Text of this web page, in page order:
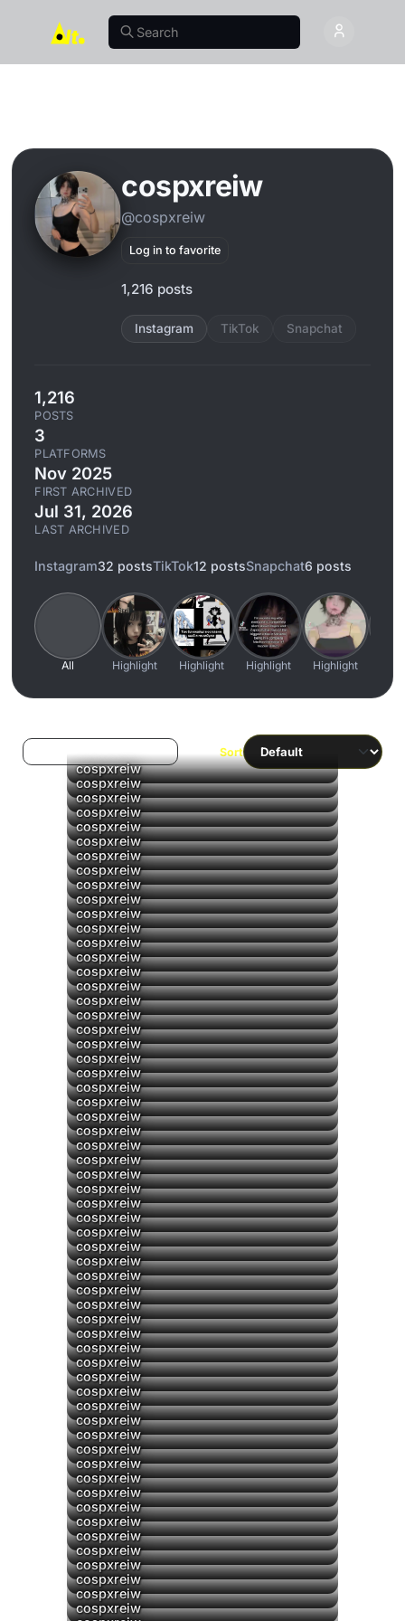
cospxreiw
@cospxreiw
Log in to favorite
1,216 posts
Instagram TikTok Snapchat
1,216
POSTS
3
PLATFORMS
Nov 2025
FIRST ARCHIVED
Jul 31, 2026
LAST ARCHIVED
Instagram32 postsTikTok12 postsSnapchat6 posts
All Highlight Highlight Highlight Highlight
Sort
cospxreiw
cospxreiw
cospxreiw
cospxreiw
cospxreiw
cospxreiw
cospxreiw
cospxreiw
cospxreiw
cospxreiw
cospxreiw
cospxreiw
cospxreiw
cospxreiw
cospxreiw
cospxreiw
cospxreiw
cospxreiw
cospxreiw
cospxreiw
cospxreiw
cospxreiw
cospxreiw
cospxreiw
cospxreiw
cospxreiw
▶
cospxreiw
cospxreiw
cospxreiw
cospxreiw
cospxreiw
cospxreiw
cospxreiw
cospxreiw
cospxreiw
cospxreiw
cospxreiw
cospxreiw
cospxreiw
cospxreiw
cospxreiw
cospxreiw
cospxreiw
cospxreiw
cospxreiw
cospxreiw
cospxreiw
cospxreiw
cospxreiw
cospxreiw
cospxreiw
cospxreiw
cospxreiw
cospxreiw
▶
cospxreiw
cospxreiw
cospxreiw
cospxreiw
cospxreiw